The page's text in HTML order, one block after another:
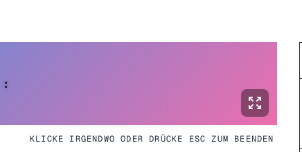
:
KLICKE IRGENDWO ODER DRÜCKE ESC ZUM BEENDEN